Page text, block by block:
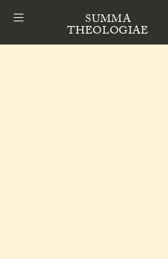
SUMMA
THEOLOGIAE